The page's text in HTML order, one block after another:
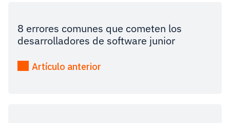
8 errores comunes que cometen los
desarrolladores de software junior
Artículo anterior